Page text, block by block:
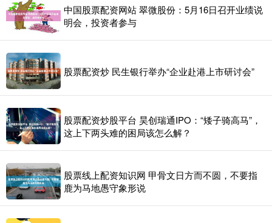
中国股票配资网站 翠微股份：5月16日召开业绩说
明会，投资者参与
股票配资炒 民生银行举办“企业赴港上市研讨会”
股票配资炒股平台 昊创瑞通IPO：“矮子骑高马”，
这上下两头难的困局该怎么解？
股票线上配资知识网 甲骨文日方而不圆，不要指
鹿为马地愚守象形说